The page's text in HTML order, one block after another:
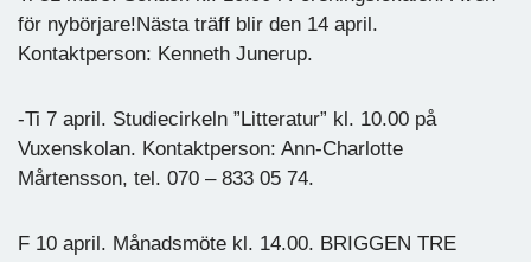
för nybörjare!Nästa träff blir den 14 april.
Kontaktperson: Kenneth Junerup.
-Ti 7 april. Studiecirkeln ”Litteratur” kl. 10.00 på
Vuxenskolan. Kontaktperson: Ann-Charlotte
Mårtensson, tel. 070 – 833 05 74.
F 10 april. Månadsmöte kl. 14.00. BRIGGEN TRE